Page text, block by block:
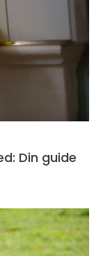
Din guide